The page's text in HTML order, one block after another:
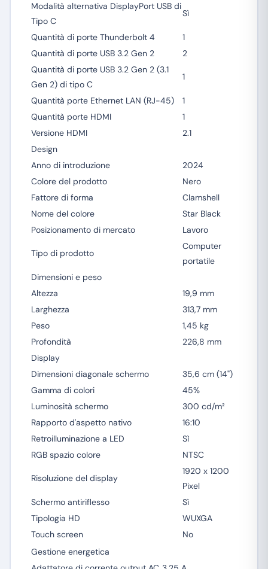
Modalità alternativa DisplayPort USB di
Tipo C
Sì
Quantità di porte Thunderbolt 4
1
Quantità di porte USB 3.2 Gen 2
2
Quantità di porte USB 3.2 Gen 2 (3.1
Gen 2) di tipo C
1
Quantità porte Ethernet LAN (RJ-45)
1
Quantità porte HDMI
1
Versione HDMI
2.1
Design
Anno di introduzione
2024
Colore del prodotto
Nero
Fattore di forma
Clamshell
Nome del colore
Star Black
Posizionamento di mercato
Lavoro
Tipo di prodotto
Computer
portatile
Dimensioni e peso
Altezza
19,9 mm
Larghezza
313,7 mm
Peso
1,45 kg
Profondità
226,8 mm
Display
Dimensioni diagonale schermo
35,6 cm (14")
Gamma di colori
45%
Luminosità schermo
300 cd/m²
Rapporto d'aspetto nativo
16:10
Retroilluminazione a LED
Sì
RGB spazio colore
NTSC
Risoluzione del display
1920 x 1200
Pixel
Schermo antiriflesso
Sì
Tipologia HD
WUXGA
Touch screen
No
Gestione energetica